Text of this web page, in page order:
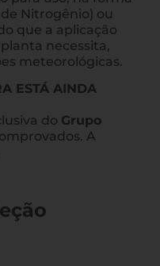
Nitrogênio) ou
que a aplicação
necessita,
meteorológicas.
ESTÁ AINDA
do Grupo
A